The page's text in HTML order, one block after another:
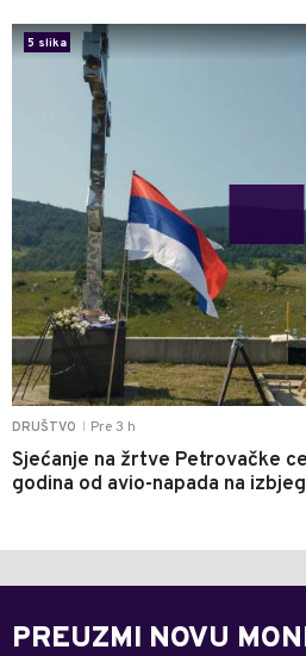
DRUŠTVO Pre 3 h
Sjećanje na žrtve Petrovačke
godina od avio-napada na
5 slika
PREUZMI NOVU